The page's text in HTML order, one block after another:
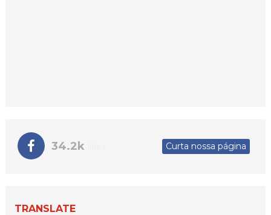
34.2k Curta nossa página
TRANSLATE